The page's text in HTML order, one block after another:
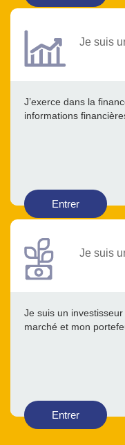
Je suis
J’exerce dans la
informations
Entrer
Je suis
Je suis un
marché et mon
Entrer